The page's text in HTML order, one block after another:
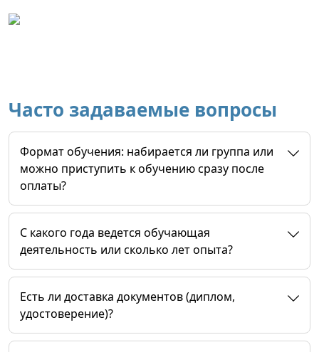
Часто задаваемые вопросы
Формат обучения: набирается ли группа или
можно приступить к обучению сразу после
оплаты?
C какого года ведется обучающая
деятельность или сколько лет опыта?
Есть ли доставка документов (диплом,
удостоверение)?